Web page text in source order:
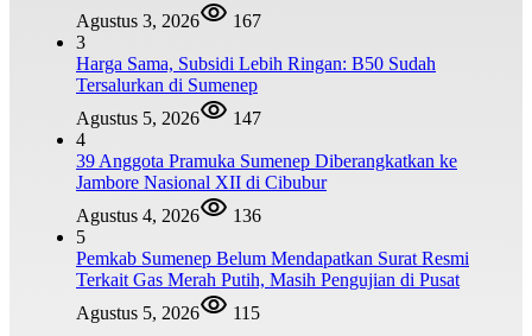
Agustus 3, 2026
167
3
Harga Sama, Subsidi Lebih Ringan: B50 Sudah
Tersalurkan di Sumenep
Agustus 5, 2026
147
4
39 Anggota Pramuka Sumenep Diberangkatkan ke
Jambore Nasional XII di Cibubur
Agustus 4, 2026
136
5
Pemkab Sumenep Belum Mendapatkan Surat Resmi
Terkait Gas Merah Putih, Masih Pengujian di Pusat
Agustus 5, 2026
115